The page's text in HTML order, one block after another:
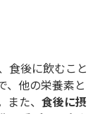
食後に飲むこと
、他の栄養素と
た、 食後に摂